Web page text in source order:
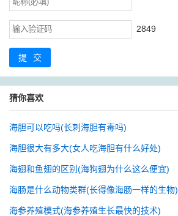
2849
提交
猜你喜欢
海胆可以吃吗(长刺海胆有毒吗)
海胆很大有多大(女人吃海胆有什么好处)
海翅和鱼翅的区别(海狗翅为什么这么便宜)
海肠是什么动物类群(长得像海肠一样的生物)
海参养殖模式(海参养殖生长最快的技术)